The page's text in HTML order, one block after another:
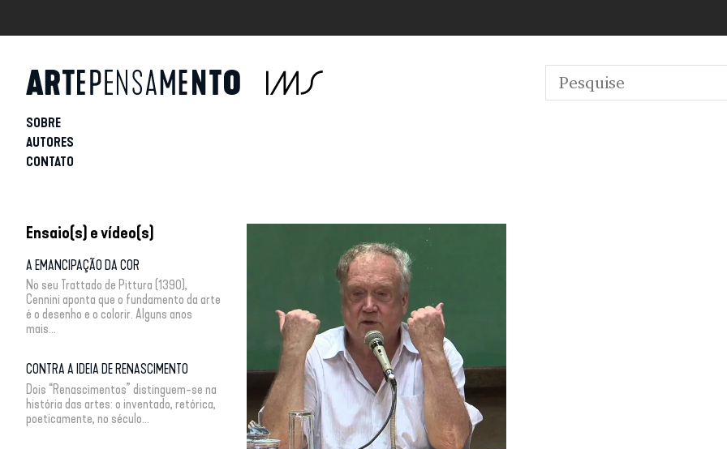
SOBRE
AUTORES
CONTATO
Ensaio(s) e vídeo(s)
A EMANCIPAÇÃO DA COR
No seu Trattado de Pittura (1390),
Cennini aponta que o fundamento da arte
é o desenho e o colorir. Alguns anos
mais...
CONTRA A IDEIA DE RENASCIMENTO
Dois “Renascimentos” distinguem-se na
história das artes: o inventado, retórica,
poeticamente, no século...